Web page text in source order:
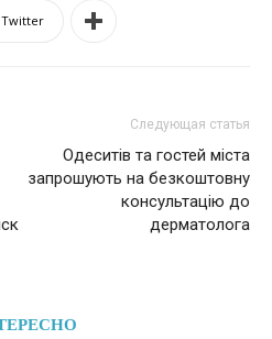
Twitter
Следующая статья
Одеситів та гостей міста
запрошують на безкоштовну
консультацію до
дерматолога